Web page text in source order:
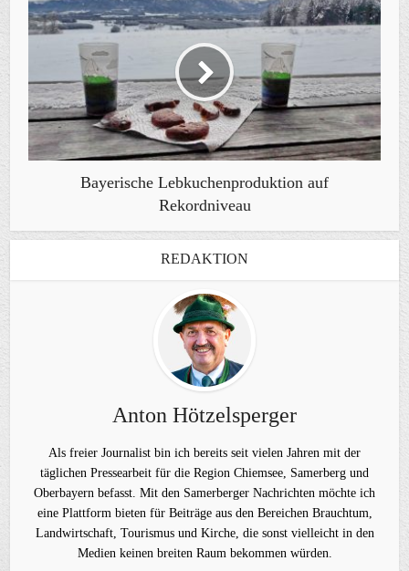
Bayerische Lebkuchenproduktion auf
Rekordniveau
REDAKTION
Anton Hötzelsperger
Als freier Journalist bin ich bereits seit vielen Jahren mit der
täglichen Pressearbeit für die Region Chiemsee, Samerberg und
Oberbayern befasst. Mit den Samerberger Nachrichten möchte ich
eine Plattform bieten für Beiträge aus den Bereichen Brauchtum,
Landwirtschaft, Tourismus und Kirche, die sonst vielleicht in den
Medien keinen breiten Raum bekommen würden.